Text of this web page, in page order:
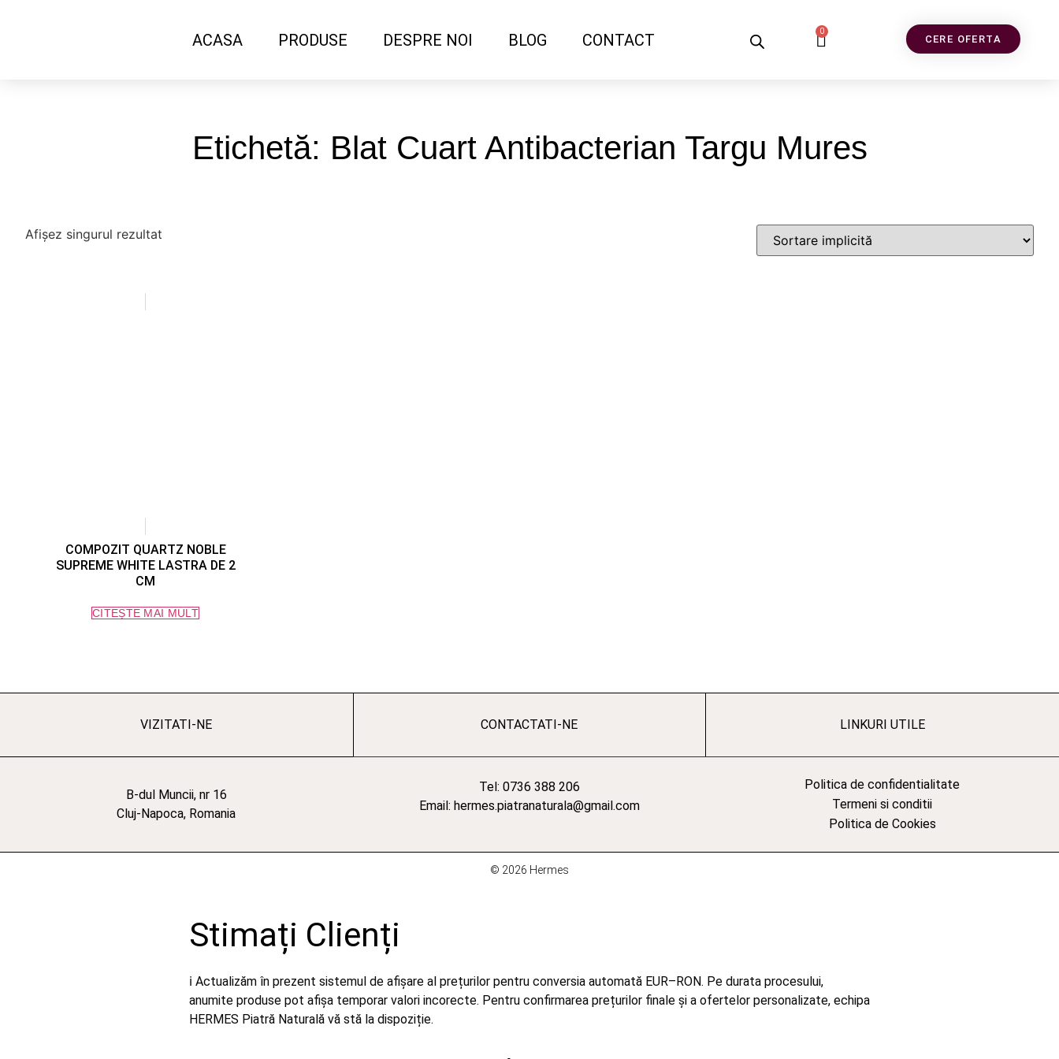
ACASA PRODUSE DESPRE NOI BLOG CONTACT 0
CERE OFERTA
Etichetă: Blat Cuart Antibacterian Targu Mures
Afișez singurul rezultat
COMPOZIT QUARTZ NOBLE
SUPREME WHITE LASTRA DE 2
CM
CITEȘTE MAI MULT
VIZITATI-NE
B-dul Muncii, nr 16
Cluj-Napoca, Romania
CONTACTATI-NE
Tel: 0736 388 206
Email: hermes.piatranaturala@gmail.com
LINKURI UTILE
Politica de confidentialitate
Termeni si conditii
Politica de Cookies
© 2026 Hermes
Stimați Clienți
ℹ️ Actualizăm în prezent sistemul de afișare al prețurilor pentru conversia automată EUR–RON. Pe durata procesului,
anumite produse pot afișa temporar valori incorecte. Pentru confirmarea prețurilor finale și a ofertelor personalizate, echipa
HERMES Piatră Naturală vă stă la dispoziție.